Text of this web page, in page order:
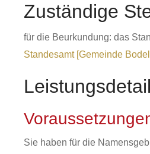
Zuständige
für die Beurkundung: das
Standesamt [Gemeinde
Sie haben für die